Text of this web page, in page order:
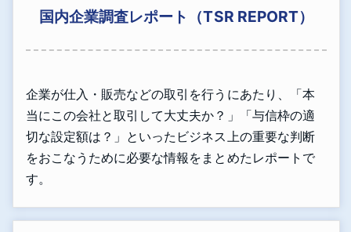
国内企業調査レポート（TSR REPORT）
企業が仕入・販売などの取引を行うにあたり、「本
当にこの会社と取引して大丈夫か？」「与信枠の適
切な設定額は？」といったビジネス上の重要な判断
をおこなうために必要な情報をまとめたレポートで
す。